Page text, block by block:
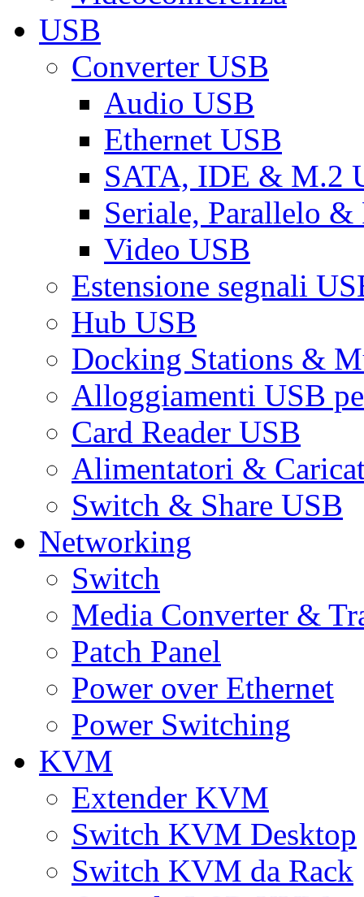
USB
Converter USB
Audio USB
Ethernet USB
SATA, IDE & M.2
Seriale, Parallelo &
Video USB
Estensione segnali
Hub USB
Docking Stations &
Alloggiamenti USB
Card Reader USB
Alimentatori &
Switch & Share USB
Networking
Switch
Media Converter &
Patch Panel
Power over Ethernet
Power Switching
KVM
Extender KVM
Switch KVM Desktop
Switch KVM da Rack